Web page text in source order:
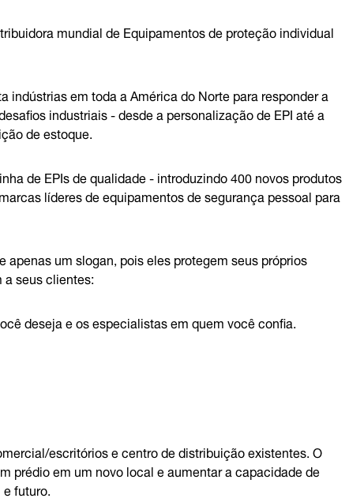
mundial de Equipamentos de proteção individual
em toda a América do Norte para responder a
industriais - desde a personalização de EPI até a
de estoque.
de EPIs de qualidade - introduzindo 400 novos produtos
líderes de equipamentos de segurança pessoal para
apenas um slogan, pois eles protegem seus próprios
seus clientes:
deseja e os especialistas em quem você confia.
escritórios e centro de distribuição existentes. O
prédio em um novo local e aumentar a capacidade de
futuro.